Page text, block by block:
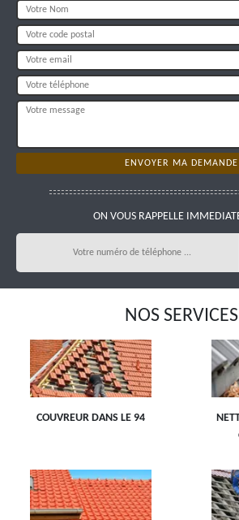
ON VOUS RAPPELLE
NOS SERVICES
COUVREUR DANS LE 94